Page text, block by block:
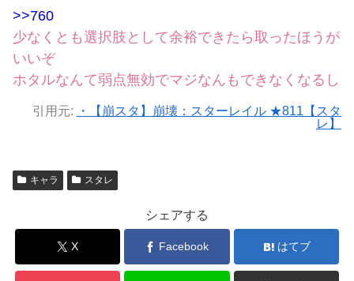
>>760
少なくとも選択肢として余裕できたら取ったほうが
いいぞ
ホタルなんて弱点無効でマジなんもできなくなるし
引用元:
・【崩スタ】崩壊：スターレイル ★811【スタ
レ】
キャラ スタレ
シェアする
X Facebook はてブ